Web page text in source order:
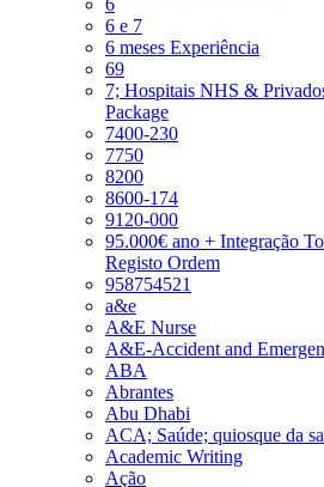
6 e 7
6 meses Experiência
69
7; Hospitais NHS &
Package
7400-230
7750
8200
8600-174
9120-000
95.000€ ano + Integração
Registo Ordem
958754521
a&e
A&E Nurse
A&E-Accident and
ABA
Abrantes
Abu Dhabi
ACA; Saúde; quiosque da
Academic Writing
Ação